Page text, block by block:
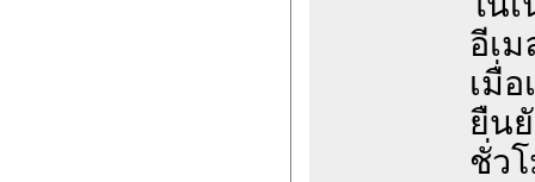
อีเ
เมื่
ยืน
ชั่ว